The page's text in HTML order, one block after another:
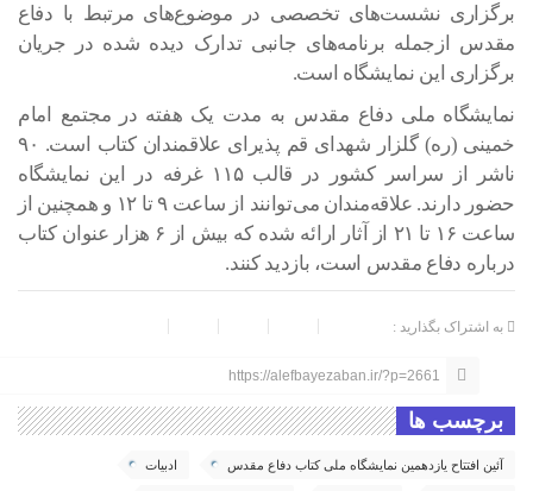
برگزاری نشست‌های تخصصی در موضوع‌های مرتبط با دفاع
مقدس ازجمله برنامه‌های جانبی تدارک دیده شده در جریان
برگزاری این نمایشگاه است.
نمایشگاه ملی دفاع مقدس به مدت یک هفته در مجتمع امام
خمینی (ره) گلزار شهدای قم پذیرای علاقمندان کتاب است. ۹۰
ناشر از سراسر کشور در قالب ۱۱۵ غرفه در این نمایشگاه
حضور دارند. علاقه‌مندان می‌توانند از ساعت ۹ تا ۱۲ و همچنین از
ساعت ۱۶ تا ۲۱ از آثار ارائه شده که بیش از ۶ هزار عنوان کتاب
درباره دفاع مقدس است، بازدید کنند.
به اشتراک بگذارید :
https://alefbayezaban.ir/?p=2661
برچسب ها
آئین افتتاح یازدهمین نمایشگاه ملی کتاب دفاع مقدس ادبیات